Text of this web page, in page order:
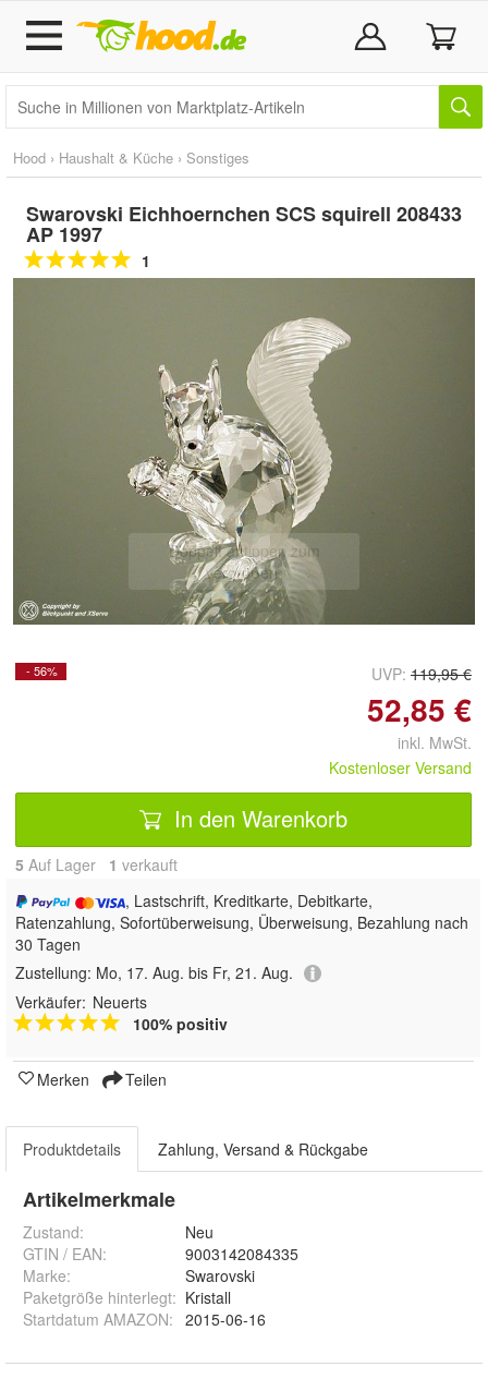
Hood › Haushalt & Küche › Sonstiges
Swarovski Eichhoernchen SCS squirell 208433
AP 1997
1
Doppelt antippen zum
vergrößern
- 56% UVP: 119,95 €
52,85 €
inkl. MwSt.
Kostenloser Versand
In den Warenkorb
5 Auf Lager 1 verkauft
, Lastschrift, Kreditkarte, Debitkarte,
Ratenzahlung, Sofortüberweisung, Überweisung, Bezahlung nach
30 Tagen
Zustellung: Mo, 17. Aug. bis Fr, 21. Aug.
Verkäufer: Neuerts
100% positiv
Merken Teilen
Produktdetails Zahlung, Versand & Rückgabe
Artikelmerkmale
Zustand:
Neu
GTIN / EAN:
9003142084335
Marke:
Swarovski
Paketgröße hinterlegt: Kristall
Startdatum AMAZON: 2015-06-16